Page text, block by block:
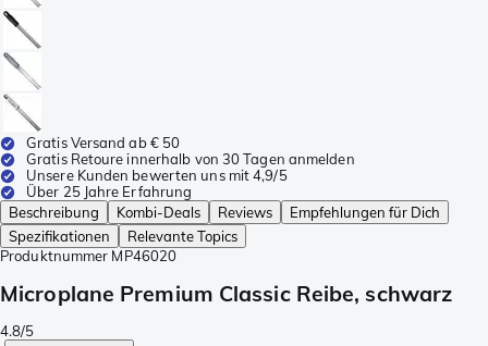
Gratis Versand ab € 50
Gratis Retoure innerhalb von 30 Tagen anmelden
Unsere Kunden bewerten uns mit 4,9/5
Über 25 Jahre Erfahrung
Beschreibung
Kombi-Deals Reviews
Empfehlungen für Dich
Spezifikationen
Relevante Topics
Produktnummer MP46020
Microplane Premium Classic Reibe, schwarz
4.8/5